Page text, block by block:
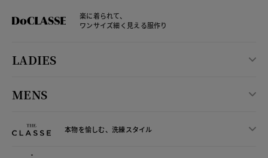
楽に着られて、
ワンサイズ細く見える服作り
LADIES
MENS
本物を愉しむ、洗練スタイル